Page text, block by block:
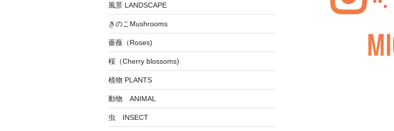
風景 LANDSCAPE
きのこMushrooms
薔薇（Roses)
桜（Cherry blossoms)
植物 PLANTS
動物 ANIMAL
虫 INSECT